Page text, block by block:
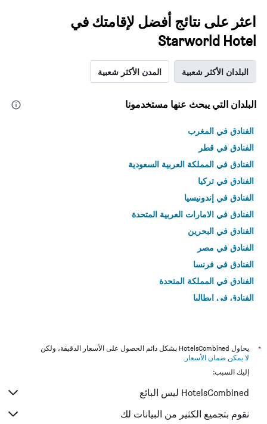
اعثر على نتائج أفضل لإقامتك في
Starworld Hotel
البلدان الأكثر شعبية المدن الأكثر شعبية
البلدان التي يبحث عنها مستخدمونا
الفنادق في المغرب
الفنادق في قطر
الفنادق في المملكة العربية السعودية
الفنادق في تركيا
الفنادق في إندونيسيا
الفنادق في الامارات العربية المتحدة
الفنادق في البحرين
الفنادق في مصر
الفنادق في فرنسا
الفنادق في المملكة المتحدة
الفنادق في إيطاليا
*
يحاول HotelsCombined بشكل دائم الحصول على الأسعار الدقيقة، ولكن
لا يمكن ضمان الأسعار .
إليك السبب:
HotelsCombined ليس البائع
نقوم بتجميع الكثير من البيانات لك